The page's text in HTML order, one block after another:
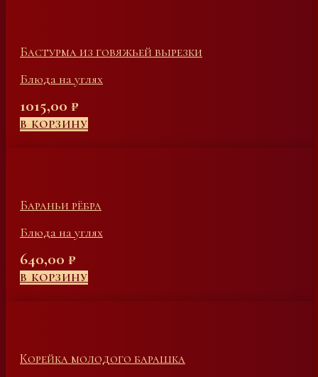
Бастурма из говяжьей вырезки
Блюда на углях
1015,00 ₽
В КОРЗИНУ
Бараньи рёбра
Блюда на углях
640,00 ₽
В КОРЗИНУ
Корейка молодого барашка